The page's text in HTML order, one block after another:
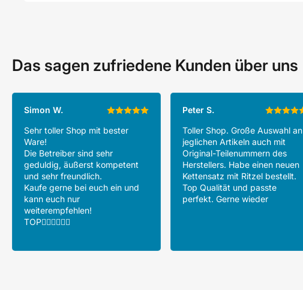
Das sagen zufriedene Kunden über uns
Simon W.
Sehr toller Shop mit bester
Ware!
Die Betreiber sind sehr
geduldig, äußerst kompetent
und sehr freundlich.
Kaufe gerne bei euch ein und
kann euch nur
weiterempfehlen!
TOP👍🏻👍🏻👍🏻
Peter S.
Toller Shop. Große Auswahl an
jeglichen Artikeln auch mit
Original-Teilenummern des
Herstellers. Habe einen neuen
Kettensatz mit Ritzel bestellt.
Top Qualität und passte
perfekt. Gerne wieder